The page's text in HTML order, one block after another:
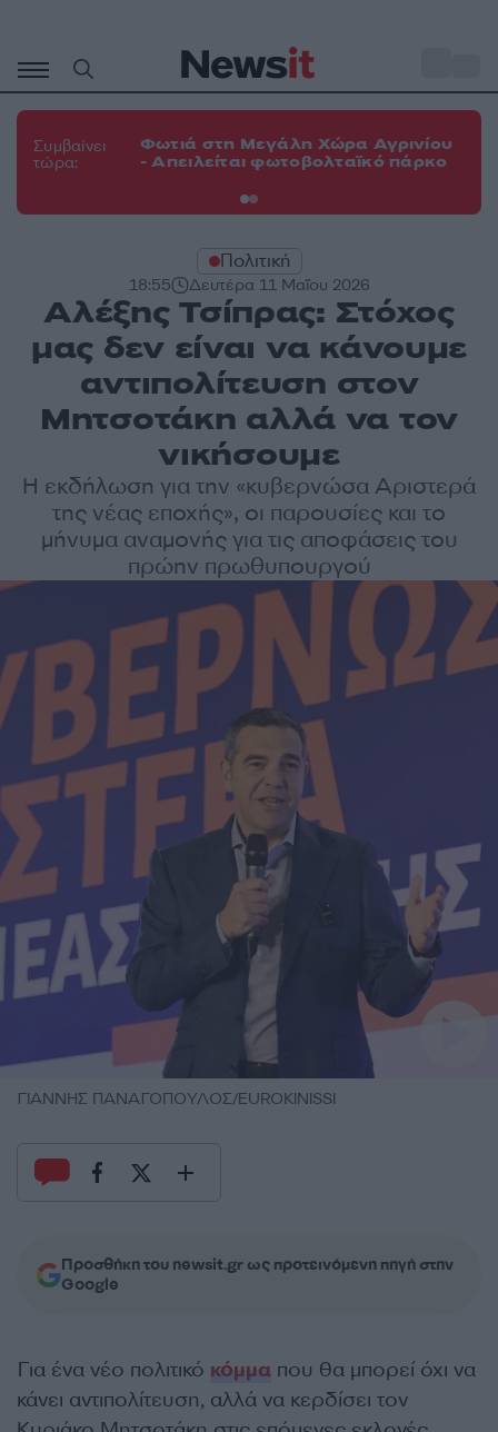
περιεχόμενο
Συμβαίνει
τώρα:
Φωτιά στη Μεγάλη Χώρα Αγρινίου
- Απειλείται φωτοβολταϊκό πάρκο
Πολιτική
18:55 Δευτέρα 11 Μαΐου 2026
Αλέξης Τσίπρας: Στόχος
μας δεν είναι να κάνουμε
αντιπολίτευση στον
Μητσοτάκη αλλά να τον
νικήσουμε
Η εκδήλωση για την «κυβερνώσα Αριστερά
της νέας εποχής», οι παρουσίες και το
μήνυμα αναμονής για τις αποφάσεις του
πρώην πρωθυπουργού
ΓΙΑΝΝΗΣ ΠΑΝΑΓΟΠΟΥΛΟΣ/EUROKINISSI
Προσθήκη του newsit.gr ως προτεινόμενη πηγή στην
Google
Για ένα νέο πολιτικό κόμμα που θα μπορεί όχι να
κάνει αντιπολίτευση, αλλά να κερδίσει τον